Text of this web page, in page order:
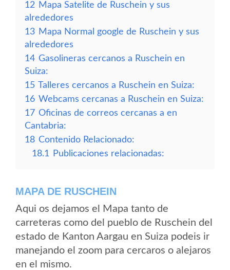
12 Mapa Satelite de Ruschein y sus
alrededores
13 Mapa Normal google de Ruschein y sus
alrededores
14 Gasolineras cercanos a Ruschein en
Suiza:
15 Talleres cercanos a Ruschein en Suiza:
16 Webcams cercanas a Ruschein en Suiza:
17 Oficinas de correos cercanas a en
Cantabria:
18 Contenido Relacionado:
18.1
Publicaciones relacionadas:
MAPA DE RUSCHEIN
Aqui os dejamos el Mapa tanto de
carreteras como del pueblo de Ruschein del
estado de Kanton Aargau en Suiza podeis ir
manejando el zoom para cercaros o alejaros
en el mismo.